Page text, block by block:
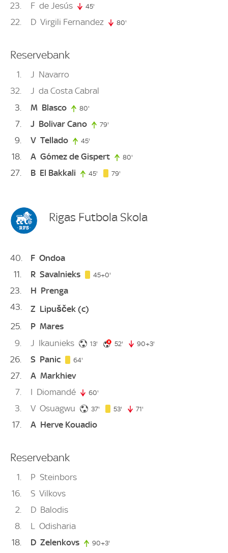
23 F de Jesús 45'
22 D Virgili Fernandez 80'
Reservebank
1 J Navarro
32
J da Costa Cabral
3
M Blasco 80'
7 J Bolivar Cano 79'
9 V Tellado 45'
18 A Gómez de Gispert 80'
27 B El Bakkali 45' 45. minute
79'
Rigas Futbola Skola
40 F Ondoa
11
R Savalnieks 45+0'
23 H Prenga
43
Z Lipušček (c)
25
P Mares
9
J Ikaunieks 13' 13. minute
52' 52. minute
90+3'
26 S Panic 64'
27 A Markhiev
7
I Diomandé 60'
3 V Osuagwu 37' 37. minute
53' 53. minute
71'
17 A Herve Kouadio
Reservebank
1 P Steinbors
16
S Vilkovs
2
D Balodis
8
L Odisharia
18
D Zelenkovs 90+3'